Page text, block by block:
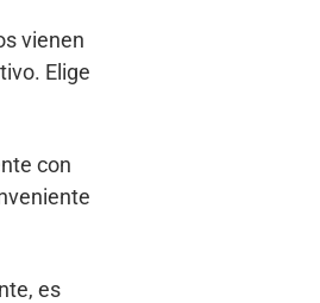
vienen
Elige
con
es